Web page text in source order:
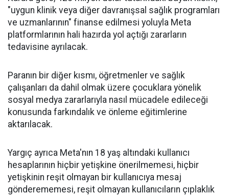
"uygun klinik veya diğer davranışsal sağlık programları
ve uzmanlarının" finanse edilmesi yoluyla Meta
platformlarının hali hazırda yol açtığı zararların
tedavisine ayrılacak.
Paranın bir diğer kısmı, öğretmenler ve sağlık
çalışanları da dahil olmak üzere çocuklara yönelik
sosyal medya zararlarıyla nasıl mücadele edileceği
konusunda farkındalık ve önleme eğitimlerine
aktarılacak.
Yargıç ayrıca Meta'nın 18 yaş altındaki kullanıcı
hesaplarının hiçbir yetişkine önerilmemesi, hiçbir
yetişkinin reşit olmayan bir kullanıcıya mesaj
gönderememesi, reşit olmayan kullanıcıların çıplaklık